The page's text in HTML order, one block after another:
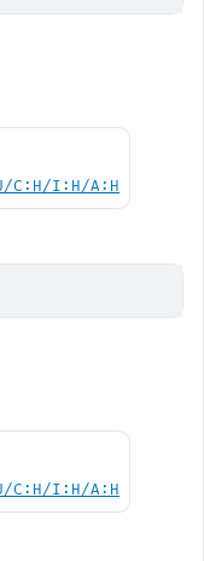
C:H/I:H/A:H
C:H/I:H/A:H